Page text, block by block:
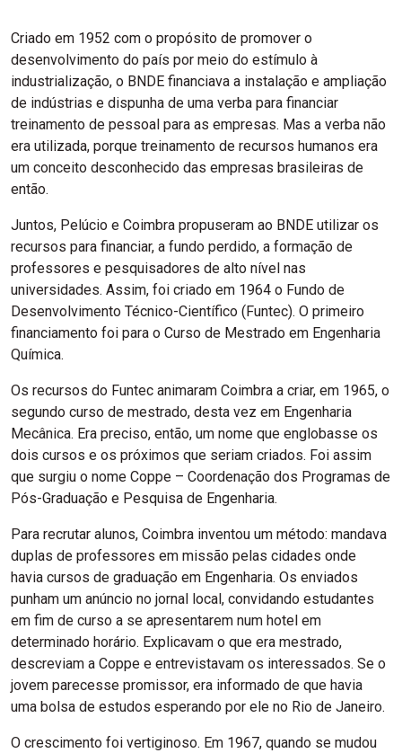
Criado em 1952 com o propósito de promover o
desenvolvimento do país por meio do estímulo à
industrialização, o BNDE financiava a instalação e ampliação
de indústrias e dispunha de uma verba para financiar
treinamento de pessoal para as empresas. Mas a verba não
era utilizada, porque treinamento de recursos humanos era
um conceito desconhecido das empresas brasileiras de
então.
Juntos, Pelúcio e Coimbra propuseram ao BNDE utilizar os
recursos para financiar, a fundo perdido, a formação de
professores e pesquisadores de alto nível nas
universidades. Assim, foi criado em 1964 o Fundo de
Desenvolvimento Técnico-Científico (Funtec). O primeiro
financiamento foi para o Curso de Mestrado em Engenharia
Química.
Os recursos do Funtec animaram Coimbra a criar, em 1965, o
segundo curso de mestrado, desta vez em Engenharia
Mecânica. Era preciso, então, um nome que englobasse os
dois cursos e os próximos que seriam criados. Foi assim
que surgiu o nome Coppe – Coordenação dos Programas de
Pós-Graduação e Pesquisa de Engenharia.
Para recrutar alunos, Coimbra inventou um método: mandava
duplas de professores em missão pelas cidades onde
havia cursos de graduação em Engenharia. Os enviados
punham um anúncio no jornal local, convidando estudantes
em fim de curso a se apresentarem num hotel em
determinado horário. Explicavam o que era mestrado,
descreviam a Coppe e entrevistavam os interessados. Se o
jovem parecesse promissor, era informado de que havia
uma bolsa de estudos esperando por ele no Rio de Janeiro.
O crescimento foi vertiginoso. Em 1967, quando se mudou